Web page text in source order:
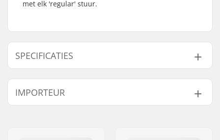
met elk 'regular' stuur.
SPECIFICATIES
Stem type/Lengte:
50mm, Front load
Stem rise:
Stem diameter:
22.2mm
IMPORTEUR